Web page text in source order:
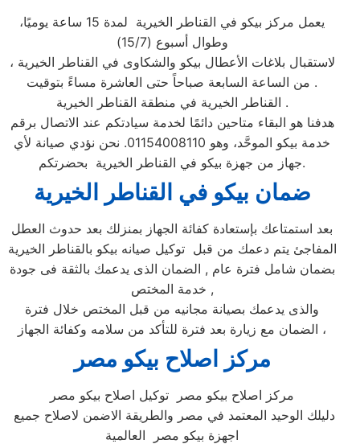
يعمل مركز بيكو في القناطر الخيرية لمدة 15 ساعة يوميًا،
وطوال أسبوع (15/7)
، لاستقبال بلاغات الأعطال بيكو والشكاوى في القناطر الخيرية
. من الساعة السابعة صباحاً حتى العاشرة مساءً بتوقيت
القناطر الخيرية في منطقة القناطر الخيرية .
هدفنا هو البقاء متاحين دائمًا لخدمة سيادتكم عند الاتصال برقم
خدمة بيكو الموحَّد، وهو 01154008110. نحن نؤدي صيانة لأي
جهاز من جهزة بيكو في القناطر الخيرية بحضرتكم.
ضمان بيكو في القناطر الخيرية
بعد استمتاعك بإستعادة كفائة الجهاز بمنزلك بعد حدوث العطل
المفاجئ يتم دعمك من قبل توكيل صيانه بيكو بالقناطر الخيرية
بضمان شامل فترة عام , الضمان الذى يدعمك بالثقة فى جودة
خدمة المختص ,
والذى يدعمك بصيانة مجانيه من قبل المختص خلال فترة
الضمان مع زيارة بعد فترة للتأكد من سلامه وكفائة الجهاز ،
مركز اصلاح بيكو مصر
مركز اصلاح بيكو مصر توكيل اصلاح بيكو مصر
اجهزة بيكو مصر العالمية